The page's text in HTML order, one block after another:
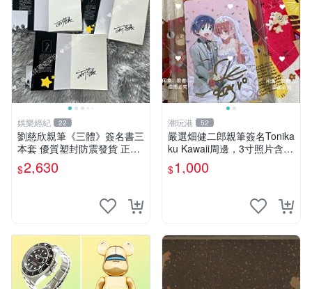
娛樂經紀 22
劉慈欣親筆《三體》簽名書三
本套 優質塑封防震發貨 正版
收藏推薦 三體 經典 科幻小說
$2,630
潮玩港 52
嚴選畑健二郎親筆簽名Tonika
ku Kawaii周邊，3寸照片含原
裝卡匣。收藏家直供，保真可
靠。 Tonikaku Kawaii 畑健二
$1,000